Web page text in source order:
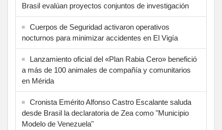
Brasil evalúan proyectos conjuntos de investigación
Cuerpos de Seguridad activaron operativos
nocturnos para minimizar accidentes en El Vigía
Lanzamiento oficial del «Plan Rabia Cero» benefició
a más de 100 animales de compañía y comunitarios
en Mérida
Cronista Emérito Alfonso Castro Escalante saluda
desde Brasil la declaratoria de Zea como "Municipio
Modelo de Venezuela"